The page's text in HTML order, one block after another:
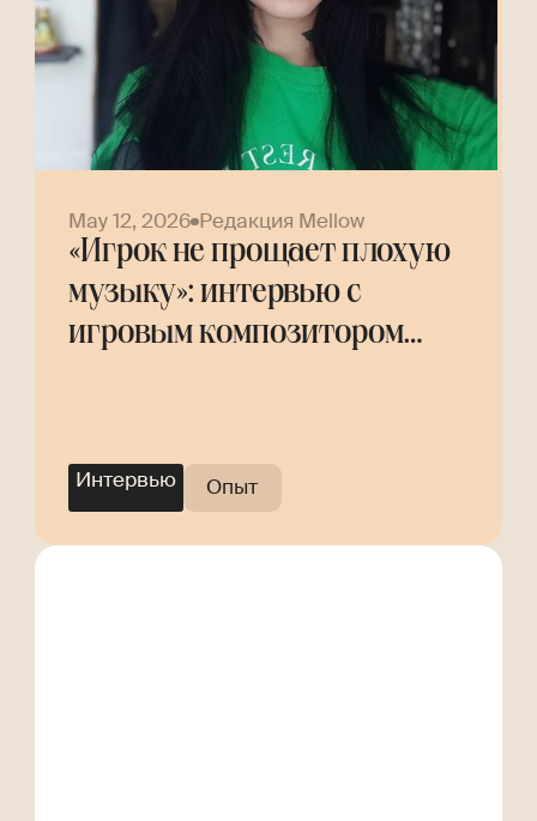
May 12, 2026 Редакция Mellow
«Игрок не прощает плохую
музыку»: интервью с
игровым композитором
Интервью Опыт